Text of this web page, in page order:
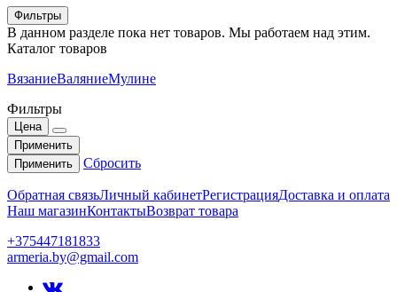
Фильтры
В данном разделе пока нет товаров. Мы работаем над этим.
Каталог товаров
ВязаниеВаляниеМулине
Фильтры
Цена
Применить
Применить
Сбросить
Обратная связьЛичный кабинетРегистрацияДоставка и оплата
Наш магазинКонтактыВозврат товара
+375447181833
armeria.by@gmail.com